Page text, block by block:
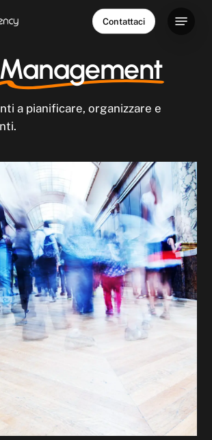
Contattaci
a pianificare, organizzare e